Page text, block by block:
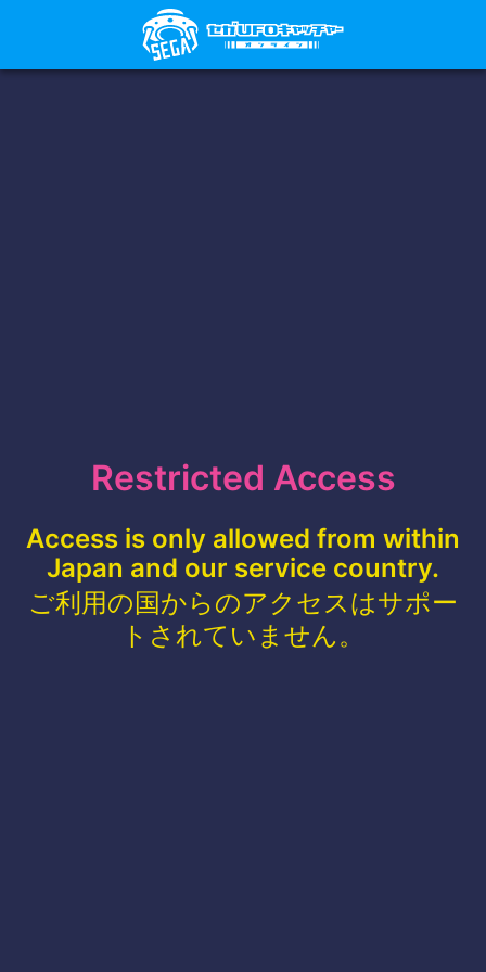
Restricted Access
Access is only allowed from within
Japan and our service country.
ご利用の国からのアクセスはサポー
トされていません。